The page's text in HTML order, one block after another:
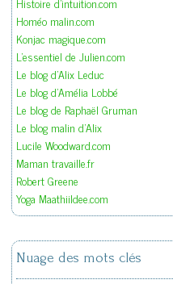
Homéo malin.com
Konjac magique.com
L'essentiel de Julien.com
Le blog d'Alix Leduc
Le blog d'Amélia Lobbé
Le blog de Raphaël Gruman
Le blog malin d'Alix
Lucile Woodward.com
Maman travaille.fr
Robert Greene
Yoga Maathiildee.com
Nuage des mots clés